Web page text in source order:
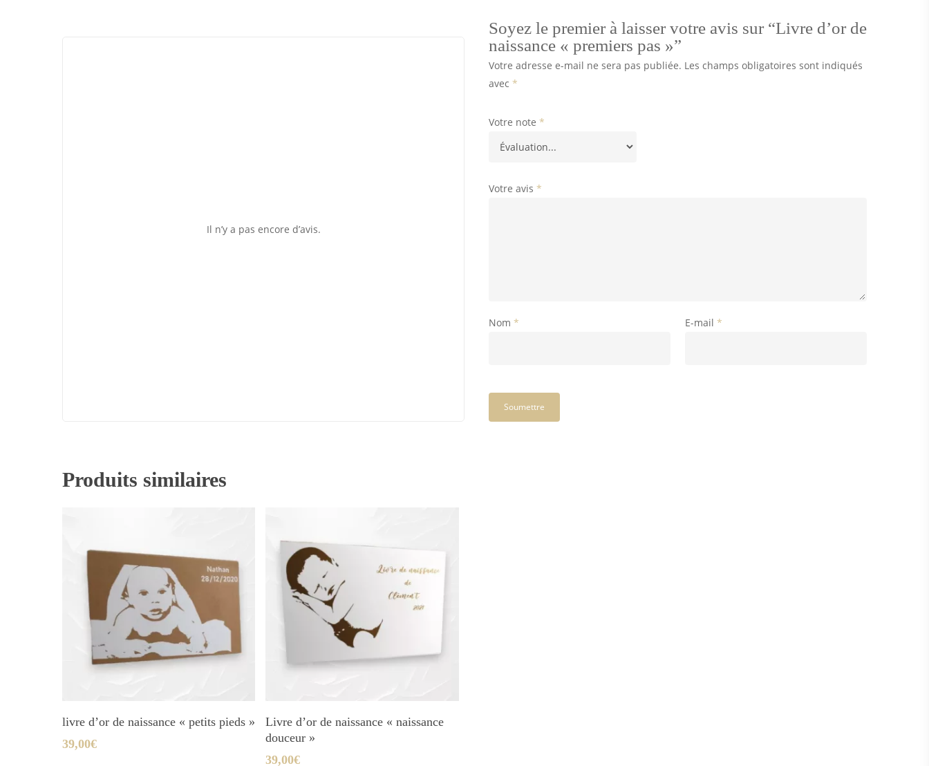
Il n’y a pas encore d’avis.
Soyez le premier à laisser votre avis sur “Livre d’or de
naissance « premiers pas »”
Votre adresse e-mail ne sera pas publiée. Les champs obligatoires sont indiqués
avec *
Votre note *
Votre avis *
Nom * E-mail*
Produits similaires
Ajouter Au Panier
livre d’or de naissance « petits pieds »
39,00€
Ajouter Au Panier
Livre d’or de naissance « naissance
douceur »
39,00€